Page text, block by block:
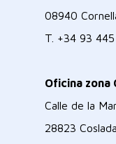
08940
T. +34 93
Oficina zona
Calle de la
28823